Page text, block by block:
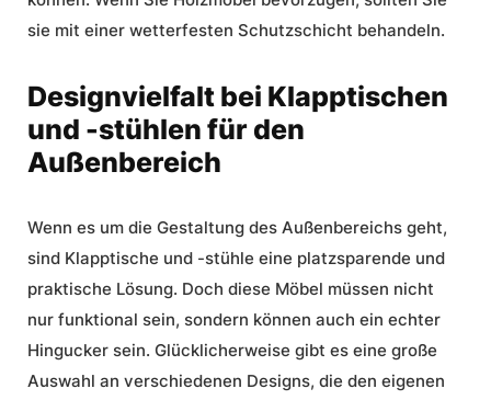
sie mit einer wetterfesten Schutzschicht behandeln.
Designvielfalt bei Klapptischen
und -stühlen für den
Außenbereich
Wenn es um die Gestaltung des Außenbereichs geht,
sind Klapptische und -stühle eine platzsparende und
praktische Lösung. Doch diese Möbel müssen nicht
nur funktional sein, sondern können auch ein echter
Hingucker sein. Glücklicherweise gibt es eine große
Auswahl an verschiedenen Designs, die den eigenen